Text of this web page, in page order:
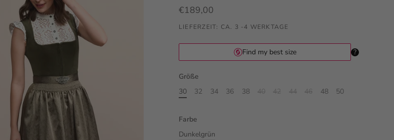
€189,00
LIEFERZEIT: CA. 3 -4 WERKTAGE
Größe
30
32 34 36 38 40 42 44 46 48 50
Farbe
Dunkelgrün